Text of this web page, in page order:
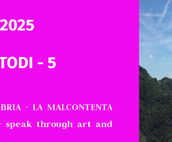
- 5
- LA MALCONTENTA
- speak through art and